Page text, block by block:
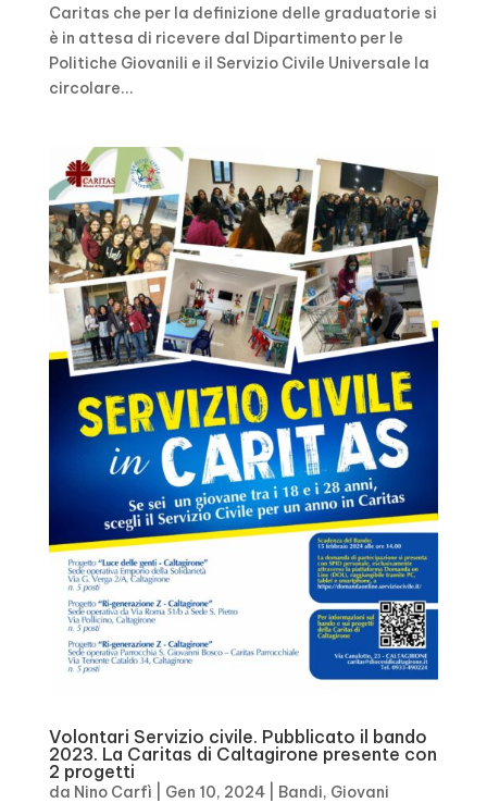
Caritas che per la definizione delle graduatorie si
è in attesa di ricevere dal Dipartimento per le
Politiche Giovanili e il Servizio Civile Universale la
circolare...
Volontari Servizio civile. Pubblicato il bando
2023. La Caritas di Caltagirone presente con
2 progetti
da Nino Carfì Gen 10, 2024| Bandi, Giovani